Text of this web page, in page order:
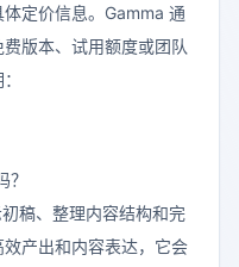
定价信息。Gamma 通
版本、试用额度或团队
稿、整理内容结构和完
产出和内容表达，它会